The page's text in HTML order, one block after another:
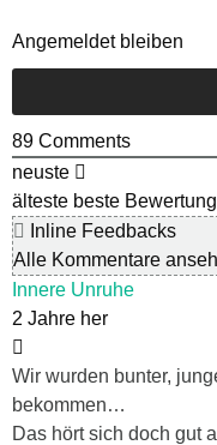
Angemeldet bleiben
89 Comments
neuste
älteste beste Bewertung
Inline Feedbacks
Alle Kommentare
Innere Unruhe
2 Jahre her
Wir wurden bunter,
bekommen…
Das hört sich doch gut